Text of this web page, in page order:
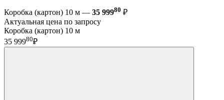
Коробка (картон) 10 м — 35 99980 ₽
Актуальная цена по запросу
Коробка (картон) 10 м
35 99980₽